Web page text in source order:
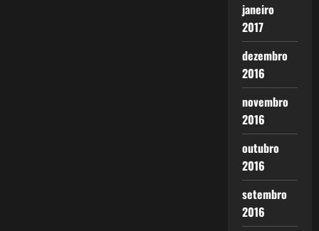
janeiro
2017
dezembro
2016
novembro
2016
outubro
2016
setembro
2016